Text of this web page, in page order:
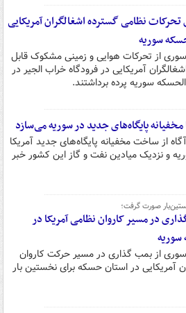
تحرکات نظامی گسترده اشغالگران آمریکایی
سوریه
سوری از تحرکات هوایی و زمینی مشکوک قابل
آمریکایی در فرودگاه خراب الجیر در
سوریه پرده برداشتند.
مخفیانه پایگاه‌های جدید در سوریه می‌سازد
از ساخت مخفیانه پایگاه‌های جدید آمریکا
و نزدیک میادین نفت و گاز این کشور خبر
صورت گرفت؛
در مسیر کاروان نظامی آمریکا در
سوری از بمب گذاری در مسیر حرکت کاروان
آمریکایی در استان حسکه برای نخستین بار